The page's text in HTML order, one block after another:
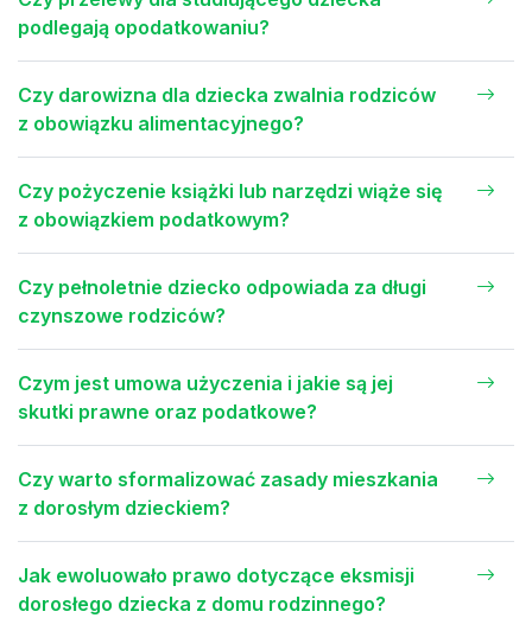
podlegają opodatkowaniu?
Czy darowizna dla dziecka zwalnia rodziców
z obowiązku alimentacyjnego?
Czy pożyczenie książki lub narzędzi wiąże się
z obowiązkiem podatkowym?
Czy pełnoletnie dziecko odpowiada za długi
czynszowe rodziców?
Czym jest umowa użyczenia i jakie są jej
skutki prawne oraz podatkowe?
Czy warto sformalizować zasady mieszkania
z dorosłym dzieckiem?
Jak ewoluowało prawo dotyczące eksmisji
dorosłego dziecka z domu rodzinnego?